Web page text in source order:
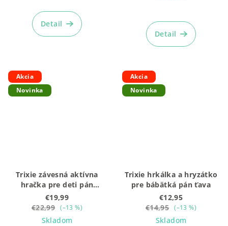
Detail
Detail
Akcia
Novinka
Trixie závesná aktívna
hračka pre deti pán
žralok
€19,99
€22,99 (–13 %)
Skladom
Akcia
Novinka
Trixie hrkálka a hryzátko
pre bábätká pán ťava
€12,95
€14,95 (–13 %)
Skladom